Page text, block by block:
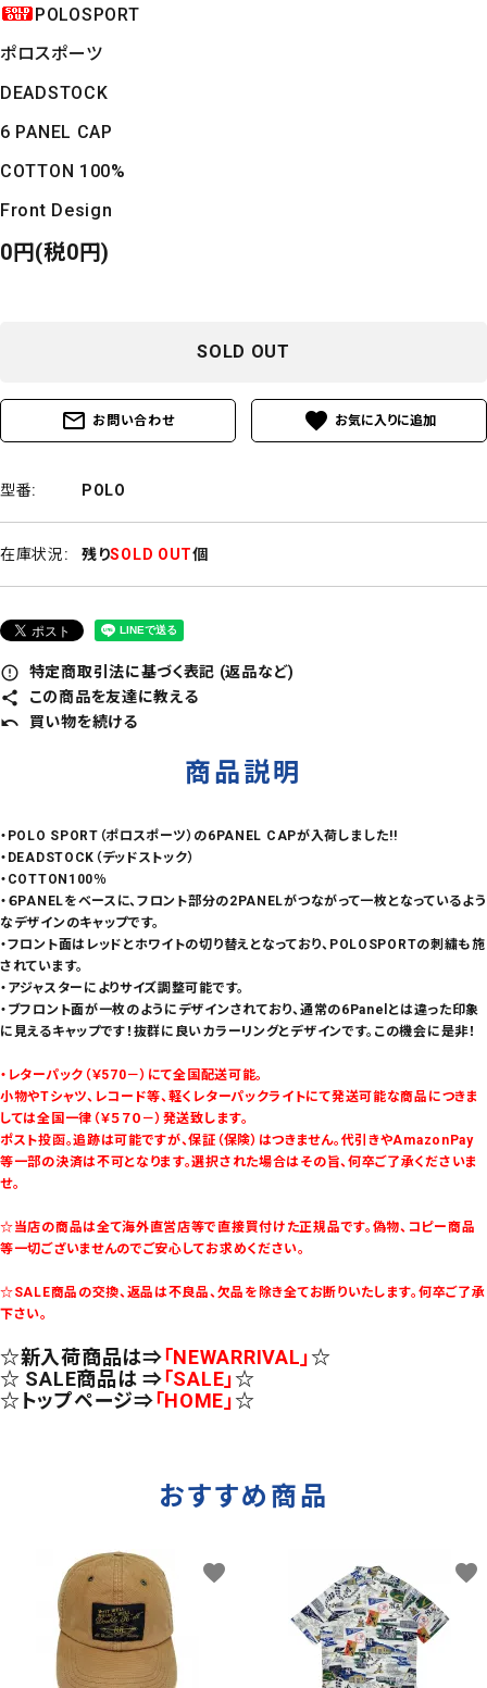
POLOSPORT
ポロスポーツ
DEADSTOCK
6 PANEL CAP
COTTON 100%
Front Design
0円(税0円)
SOLD OUT
mail_outline お問い合わせ favorite
型番: POLO
在庫状況: 残りSOLD OUT個
error_outline 特定商取引法に基づく表記 (返品など)
share この商品を友達に教える
undo 買い物を続ける
商品説明
・POLO SPORT（ポロスポーツ）の6PANEL CAPが入荷しました!!
・DEADSTOCK（デッドストック）
・COTTON100％
・６PANELをベースに、フロント部分の2PANELがつながって一枚となっているよう
なデザインのキャップです。
・フロント面はレッドとホワイトの切り替えとなっており、POLOSPORTの刺繍も施
されています。
・アジャスターによりサイズ調整可能です。
・ブフロント面が一枚のようにデザインされており、通常の6Panelとは違った印象
に見えるキャップです！抜群に良いカラーリングとデザインです。この機会に是非！
・レターパック（￥570－）にて全国配送可能。
小物やTシャツ、レコード等、軽くレターパックライトにて発送可能な商品につきま
しては全国一律（￥５７０－）発送致します。
ポスト投函。追跡は可能ですが、保証（保険）はつきません。代引きやAmazonPay
等一部の決済は不可となります。選択された場合はその旨、何卒ご了承くださいま
せ。
☆当店の商品は全て海外直営店等で直接買付けた正規品です。偽物、コピー商品
等一切ございませんのでご安心してお求めください。
☆SALE商品の交換、返品は不良品、欠品を除き全てお断りいたします。何卒ご了承
下さい。
☆新入荷商品は⇒「NEWARRIVAL」☆
☆ SALE商品は ⇒「SALE」☆
☆トップページ⇒「HOME」☆
おすすめ商品
favorite favorite